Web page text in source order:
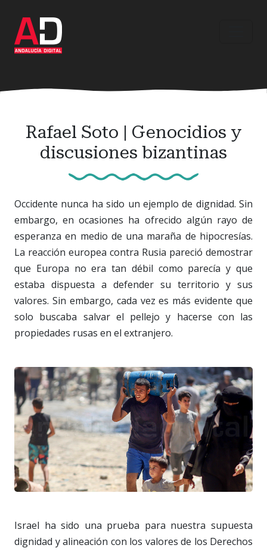
contenido
principal
Rafael Soto | Genocidios y
discusiones bizantinas
Occidente nunca ha sido un ejemplo de dignidad. Sin
embargo, en ocasiones ha ofrecido algún rayo de
esperanza en medio de una maraña de hipocresías.
La reacción europea contra Rusia pareció demostrar
que Europa no era tan débil como parecía y que
estaba dispuesta a defender su territorio y sus
valores. Sin embargo, cada vez es más evidente que
solo buscaba salvar el pellejo y hacerse con las
propiedades rusas en el extranjero.
Israel ha sido una prueba para nuestra supuesta
dignidad y alineación con los valores de los Derechos